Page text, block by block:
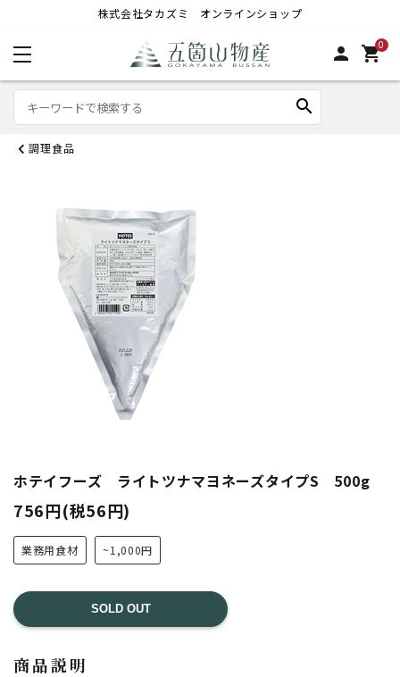
株式会社タカズミ オンラインショップ
person 0
shopping_cart
search
調理食品
ホテイフーズ ライトツナマヨネーズタイプS 500g
756円(税56円)
業務用食材 ~1,000円
SOLD OUT
商品説明